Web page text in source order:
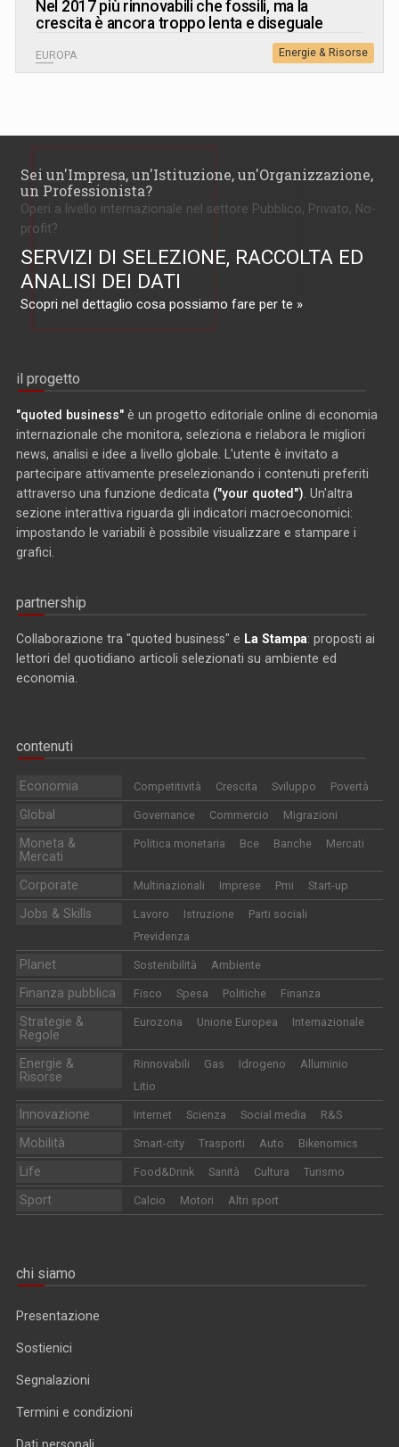
Nel 2017 più rinnovabili che fossili, ma la
crescita è ancora troppo lenta e diseguale
EUROPA Energie & Risorse
Sei un'Impresa, un'Istituzione, un'Organizzazione,
un Professionista?
Operi a livello internazionale nel settore Pubblico, Privato, No-
profit?
SERVIZI DI SELEZIONE, RACCOLTA ED
ANALISI DEI DATI
Scopri nel dettaglio cosa possiamo fare per te »
il progetto
"quoted business" è un progetto editoriale online di economia
internazionale che monitora, seleziona e rielabora le migliori
news, analisi e idee a livello globale. L'utente è invitato a
partecipare attivamente preselezionando i contenuti preferiti
attraverso una funzione dedicata ("your quoted") . Un'altra
sezione interattiva riguarda gli indicatori macroeconomici:
impostando le variabili è possibile visualizzare e stampare i
grafici.
partnership
Collaborazione tra "quoted business" e La Stampa: proposti ai
lettori del quotidiano articoli selezionati su ambiente ed
economia.
contenuti
Economia Competitività Crescita Sviluppo Povertà
Global Governance Commercio Migrazioni
Moneta &
Mercati
Politica monetaria Bce Banche Mercati
Corporate Multinazionali Imprese Pmi Start-up
Jobs & Skills Lavoro Istruzione
Parti sociali
Previdenza
Planet Sostenibilità Ambiente
Finanza pubblica Fisco Spesa Politiche Finanza
Strategie &
Regole
Eurozona Unione Europea Internazionale
Energie &
Risorse
Rinnovabili Gas Idrogeno
Alluminio
Litio
Innovazione Internet Scienza Social media R&S
Mobilità Smart-city Trasporti Auto Bikenomics
Life Food&Drink Sanità Cultura Turismo
Sport Calcio Motori Altri sport
chi siamo
Presentazione
Sostienici
Segnalazioni
Termini e condizioni
Dati personali